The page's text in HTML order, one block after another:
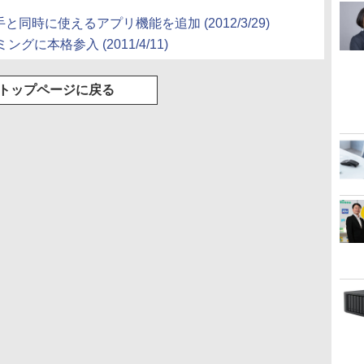
同時に使えるアプリ機能を追加 (2012/3/29)
ングに本格参入 (2011/4/11)
ップページに戻る